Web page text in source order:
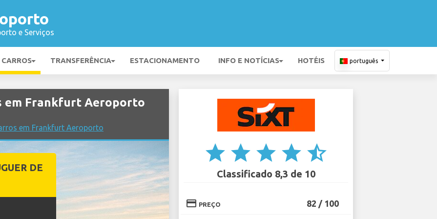
e Serviços
TRANSFERÊNCIA ESTACIONAMENTO INFO E NOTÍCIAS HOTÉIS português
em Frankfurt Aeroporto
em Frankfurt Aeroporto
DE
star star star star star_half
Classificado 8,3 de 10
credit_card PREÇO 82 / 100